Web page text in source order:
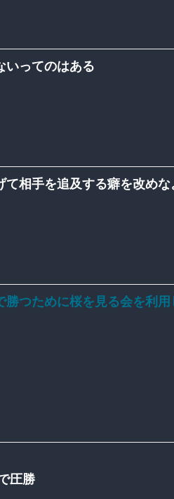
いってのはある
相手を追及する癖を改めな
つために桜を見る会を利用
圧勝